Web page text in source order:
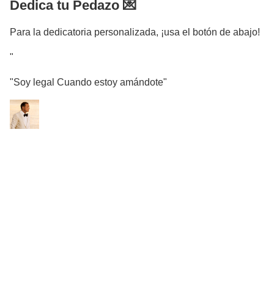
Dedica tu Pedazo 💌
Para la dedicatoria personalizada, ¡usa el botón de abajo!
"
"Soy legal Cuando estoy amándote"